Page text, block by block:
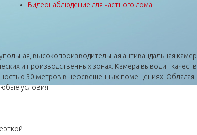
Видеонаблюдение для частного дома
высокопроизводительная антивандальная
и производственных зонах. Камера выводит
30 метров в неосвещенных помещениях. Обладая
условия.